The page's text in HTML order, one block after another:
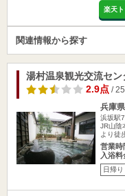
楽天
関連情報から探す
湯村温泉観光交流セン
2.9点/
兵庫
浜坂駅
JR山陰
より徒
営業時
入浴料
日帰り